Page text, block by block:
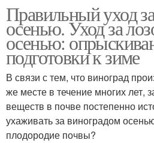
Правильный уход
осенью. Уход за
осенью:
подготовки к зиме
В связи с тем, что виноград
же месте в течение многих лет,
веществ в почве постепенно
ухаживать за виноградом
плодородие почвы?